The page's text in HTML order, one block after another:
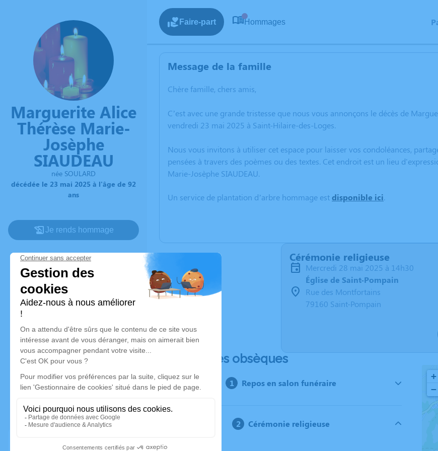
Marguerite Alice
Thérèse Marie-
Josèphe
SIAUDEAU
née SOULARD
décédée le 23 mai 2025 à l'âge de 92
ans
Je rends hommage
Faire-part Hommages
Message de la famille
Chère famille, chers amis,
C’est avec une grande tristesse que nous vous annonçons le décès de
vendredi 23 mai 2025 à Saint-Hilaire-des-Loges.
Nous vous invitons à utiliser cet espace pour laisser vos condoléances,
pensées à travers des poèmes ou des textes. Cet endroit est un lieu
Marie-Josèphe SIAUDEAU.
Un service de plantation d’arbre hommage estdisponible ici.
Cérémonie religieuse
mercredi 28 mai 2025 à 14h30
Église de Saint-Pompain
Rue des Montfortains
79160 Saint-Pompain
Déroulé des obsèques
Repos en salon funéraire
Cérémonie religieuse
+
−